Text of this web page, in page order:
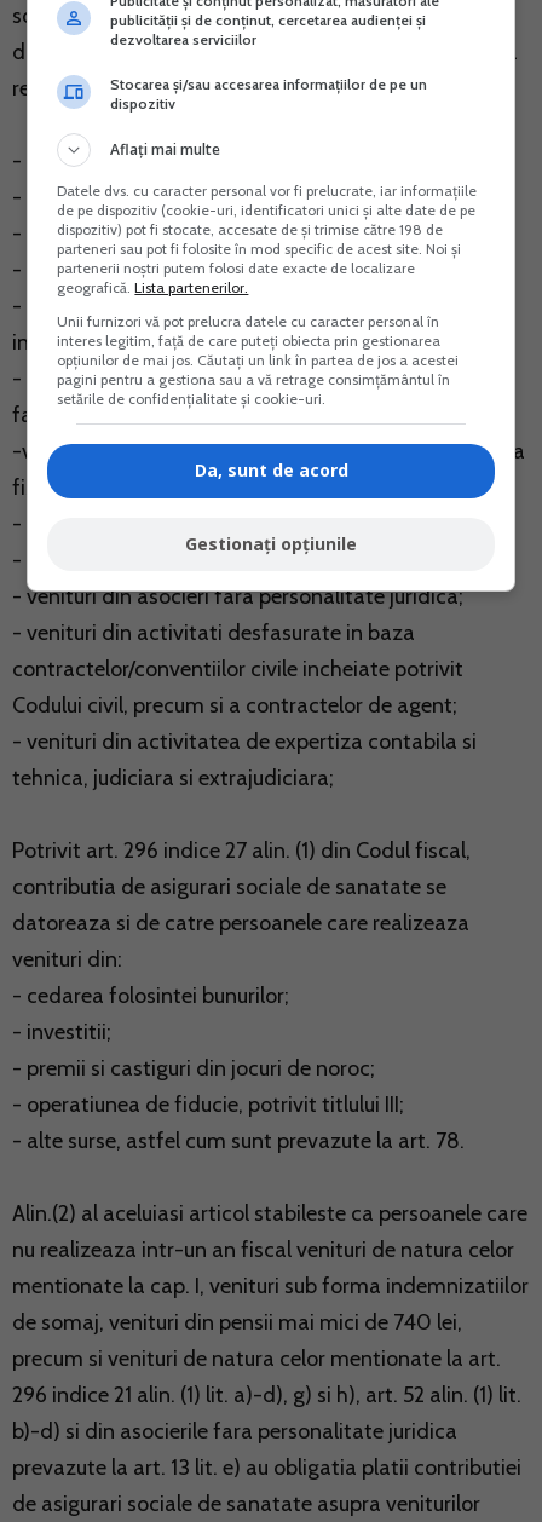
sociale de sanatate, potrivit art. 296 indice 27 alin. (1)
din Codul fiscal, doar daca nu realizeaza in anul fiscal
respectiv urmatoarele tipuri de venituri:
- venituri din salarii;
- venituri asimilate salariilor;
- venituri din indemnizatii de somaj;
- venituri din pensii;
- venituri in calitate de intreprinzator titular al unei
intreprinderi individuale;
- venituri in calitate de membru al unei intreprinderi
familiale;
-venituri in calitate de persoana cu statut de persoana
fizica autorizata sa desfasoare activitati economice;
- venituri din profesii libere;
- venituri din activitati agricole.
- venituri din asocieri fara personalitate juridica;
- venituri din activitati desfasurate in baza
contractelor/conventiilor civile incheiate potrivit
Codului civil, precum si a contractelor de agent;
- venituri din activitatea de expertiza contabila si
tehnica, judiciara si extrajudiciara;
Potrivit art. 296 indice 27 alin. (1) din Codul fiscal,
contributia de asigurari sociale de sanatate se
datoreaza si de catre persoanele care realizeaza
venituri din:
- cedarea folosintei bunurilor;
- investitii;
- premii si castiguri din jocuri de noroc;
- operatiunea de fiducie, potrivit titlului III;
- alte surse, astfel cum sunt prevazute la art. 78.
Alin.(2) al aceluiasi articol stabileste ca persoanele care
nu realizeaza intr-un an fiscal venituri de natura celor
mentionate la cap. I, venituri sub forma indemnizatiilor
de somaj, venituri din pensii mai mici de 740 lei,
precum si venituri de natura celor mentionate la art.
296 indice 21 alin. (1) lit. a)-d), g) si h), art. 52 alin. (1) lit.
b)-d) si din asocierile fara personalitate juridica
prevazute la art. 13 lit. e) au obligatia platii contributiei
de asigurari sociale de sanatate asupra veniturilor
publicității și de conținut, cercetarea audienței și
dezvoltarea serviciilor
Stocarea și/sau accesarea informațiilor de pe un
dispozitiv
Aflați mai multe
Datele dvs. cu caracter personal vor fi prelucrate, iar informațiile
de pe dispozitiv (cookie-uri, identificatori unici și alte date de pe
dispozitiv) pot fi stocate, accesate de și trimise către 198 de
parteneri sau pot fi folosite în mod specific de acest site. Noi și
partenerii noștri putem folosi date exacte de localizare
geografică.Lista partenerilor.
Unii furnizori vă pot prelucra datele cu caracter personal în
interes legitim, față de care puteți obiecta prin gestionarea
opțiunilor de mai jos. Căutați un link în partea de jos a acestei
pagini pentru a gestiona sau a vă retrage consimțământul în
setările de confidențialitate și cookie-uri.
Da, sunt de acord
Gestionați opțiunile